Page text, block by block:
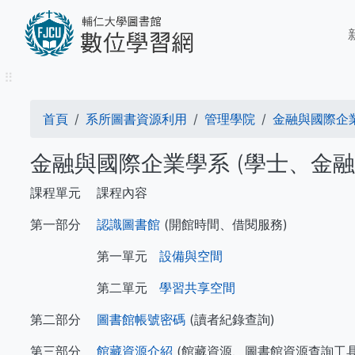
容
⠿
導
航
連
結
首頁 系所圖書資源利用 管理學院 金融與國際企
金融與國際企業學系 (學士、金
課程單元
課程內容
第一部分
認識圖書館 (開館時間、借閱服務)
第一單元設備與空間
第二單元學習共享空間
第二部分
圖書館帳號密碼 (讀者紀錄查詢)
第三部分
館藏資源介紹 (館藏資源、圖書館資源查詢工